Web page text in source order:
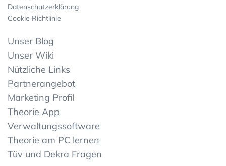
Datenschutzerklärung
Cookie Richtlinie
Unser Blog
Unser Wiki
Nützliche Links
Partnerangebot
Marketing Profil
Theorie App
Verwaltungssoftware
Theorie am PC lernen
Tüv und Dekra Fragen